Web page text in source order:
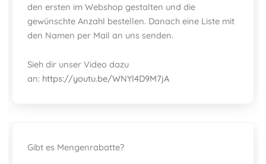
den ersten im Webshop gestalten und die
gewünschte Anzahl bestellen. Danach eine Liste mit
den Namen per Mail an uns senden.
Sieh dir unser Video dazu
an: https://youtu.be/WNYl4D9M7jA
Gibt es Mengenrabatte?